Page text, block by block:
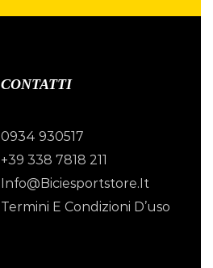
CONTATTI
0934 930517
+39 338 7818 211
Info@biciesportstore.it
Termini E Condizioni D’uso